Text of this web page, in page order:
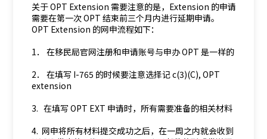
关于 OPT Extension 需要注意的是，Extension 的申请
需要在第一次 OPT 结束前三个月内进行延期申请。
OPT Extension 的网申流程如下：
1． 在移民局官网注册和申请账号与申办 OPT 是一样的
2． 在填写 I-765 的时候要注意选择记 c(3)(C), OPT
extension
3. 在填写 OPT EXT 申请时，所有需要准备的相关材料
4. 网申将所有材料提交成功之后，在一周之内就会收到